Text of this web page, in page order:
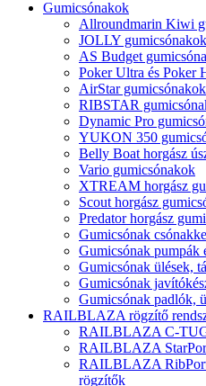
Gumicsónakok
Allroundmarin Kiwi
JOLLY gumicsónakok
AS Budget
Poker Ultra és Poker
AirStar gumicsónakok
RIBSTAR
Dynamic Pro
YUKON 350
Belly Boat horgász
Vario gumicsónakok
XTREAM horgász
Scout horgász
Predator horgász
Gumicsónak
Gumicsónak pumpák
Gumicsónak ülések,
Gumicsónak
Gumicsónak padlók,
RAILBLAZA rögzítő
RAILBLAZA C-TUG
RAILBLAZA
RAILBLAZA RibPort
rögzítők